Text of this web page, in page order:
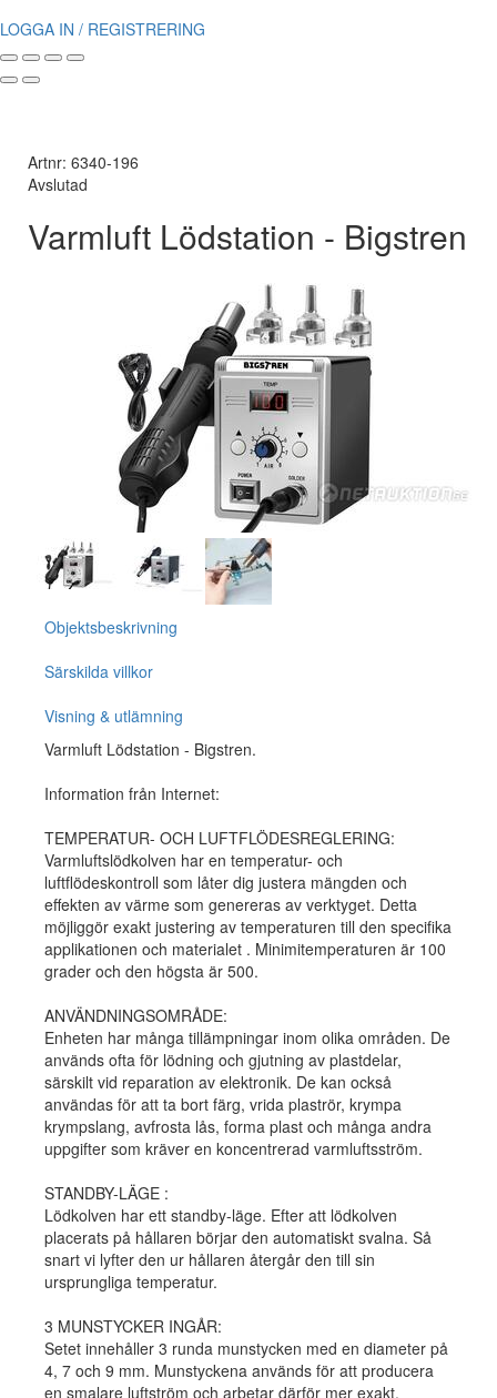
LOGGA IN / REGISTRERING
Artnr: 6340-196
Avslutad
Varmluft Lödstation - Bigstren
Objektsbeskrivning
Särskilda villkor
Visning & utlämning
Varmluft Lödstation - Bigstren.
Information från Internet:
TEMPERATUR- OCH LUFTFLÖDESREGLERING:
Varmluftslödkolven har en temperatur- och
luftflödeskontroll som låter dig justera mängden och
effekten av värme som genereras av verktyget. Detta
möjliggör exakt justering av temperaturen till den specifika
applikationen och materialet . Minimitemperaturen är 100
grader och den högsta är 500.
ANVÄNDNINGSOMRÅDE:
Enheten har många tillämpningar inom olika områden. De
används ofta för lödning och gjutning av plastdelar,
särskilt vid reparation av elektronik. De kan också
användas för att ta bort färg, vrida plaströr, krympa
krympslang, avfrosta lås, forma plast och många andra
uppgifter som kräver en koncentrerad varmluftsström.
STANDBY-LÄGE :
Lödkolven har ett standby-läge. Efter att lödkolven
placerats på hållaren börjar den automatiskt svalna. Så
snart vi lyfter den ur hållaren återgår den till sin
ursprungliga temperatur.
3 MUNSTYCKER INGÅR:
Setet innehåller 3 runda munstycken med en diameter på
4, 7 och 9 mm. Munstyckena används för att producera
en smalare luftström och arbetar därför mer exakt.